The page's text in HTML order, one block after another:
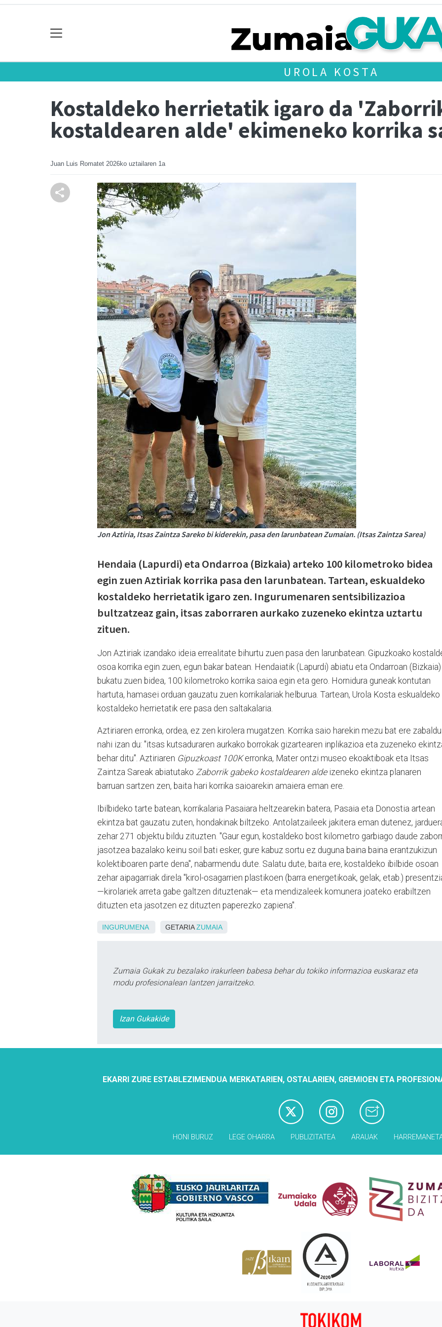
UROLA KOSTA
Kostaldeko herrietatik igaro da
kostaldearen alde' ekimeneko korrika
Juan Luis Romatet 2026ko uztailaren 1a
Jon Aztiria, Itsas Zaintza Sareko bi kiderekin, pasa den larunbatean Zumaian. (Itsas Zaintza Sarea)
Hendaia (Lapurdi) eta Ondarroa (Bizkaia) arteko 100 kilometroko bidea
egin zuen Aztiriak korrika pasa den larunbatean. Tartean, eskualdeko
kostaldeko herrietatik igaro zen. Ingurumenaren sentsibilizazioa
bultzatzeaz gain, itsas zaborraren aurkako zuzeneko ekintza uztartu
zituen.
Jon Aztiriak izandako ideia errealitate bihurtu zuen pasa den larunbatean. Gipuzkoako
osoa korrika egin zuen, egun bakar batean. Hendaiatik (Lapurdi) abiatu eta Ondarroan (Bizkaia)
bukatu zuen bidea, 100 kilometroko korrika saioa egin eta gero. Hornidura guneak kontutan
hartuta, hamasei orduan gauzatu zuen korrikalariak helburua. Tartean, Urola Kosta eskualdeko
kostaldeko herrietatik ere pasa den saltakalaria.
Aztiriaren erronka, ordea, ez zen kirolera mugatzen. Korrika saio harekin mezu bat ere zabaldu
nahi izan du: "itsas kutsaduraren aurkako borrokak gizartearen inplikazioa eta zuzeneko
behar ditu". Aztiriaren Gipuzkoast 100Kerronka, Mater ontzi museo ekoaktiboak eta Itsas
Zaintza Sareak abiatutako Zaborrik gabeko kostaldearen aldeizeneko ekintza planaren
barruan sartzen zen, baita hari korrika saioarekin amaiera eman ere.
Ibilbideko tarte batean, korrikalaria Pasaiara heltzearekin batera, Pasaia eta Donostia artean
ekintza bat gauzatu zuten, hondakinak biltzeko. Antolatzaileek jakitera eman dutenez,
zehar 271 objektu bildu zituzten. "Gaur egun, kostaldeko bost kilometro garbiago daude
jasotzea bazalako keinu soil bati esker, gure kabuz sortu ez duguna baina baina erantzukizun
kolektiboaren parte dena", nabarmendu dute. Salatu dute, baita ere, kostaldeko ibilbide osoan
zehar aipagarriak direla "kirol-osagarrien plastikoen (barra energetikoak, gelak, etab.)
—kirolariek arreta gabe galtzen dituztenak— eta mendizaleek komunera joateko erabiltzen
dituzten eta jasotzen ez dituzten paperezko zapiena".
INGURUMENA GETARIAZUMAIA
Zumaia Gukak zu bezalako irakurleen babesa behar du tokiko informazioa euskaraz eta
modu profesionalean lantzen jarraitzeko.
Izan Gukakide
EKARRI ZURE ESTABLEZIMENDUA MERKATARIEN, OSTALARIEN, GREMIOEN ETA
HONI BURUZ LEGE OHARRA PUBLIZITATEA ARAUAK